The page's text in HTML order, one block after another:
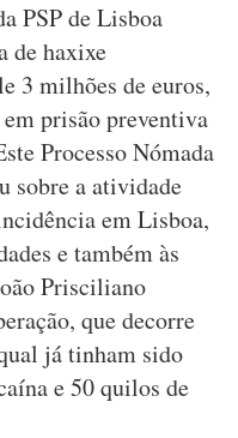
PSP de Lisboa
de haxixe
3 milhões de euros,
prisão preventiva
Processo Nómada
sobre a atividade
em Lisboa,
e também às
Prisciliano
que decorre
já tinham sido
e 50 quilos de